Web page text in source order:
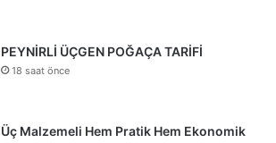
PEYNİRLİ ÜÇGEN POĞAÇA TARİFİ
18 saat önce
Üç Malzemeli Hem Pratik Hem Ekonomik